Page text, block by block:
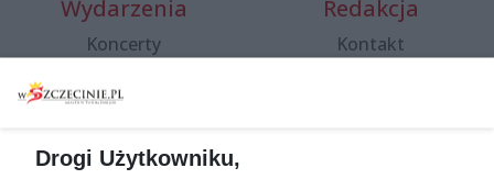
Wydarzenia
Koncerty
Spacery i oprowadzania
targi
Redakcja
Kontakt
Drogi Użytkowniku,